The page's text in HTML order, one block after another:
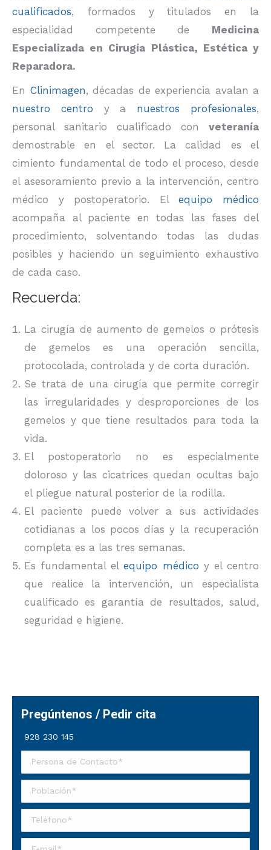
cualificados, formados y titulados en la
especialidad competente de Medicina
Especializada en Cirugía Plástica, Estética y
Reparadora.
En Clinimagen, décadas de experiencia avalan a
nuestro centro y a nuestros profesionales,
personal sanitario cualificado con veteranía
demostrable en el sector. La calidad es el
cimiento fundamental de todo el proceso, desde
el asesoramiento previo a la intervención, centro
médico y postoperatorio. Elequipo médico
acompaña al paciente en todas las fases del
procedimiento, solventando todas las dudas
posibles y haciendo un seguimiento exhaustivo
de cada caso.
Recuerda:
La cirugía de aumento de gemelos o prótesis
de gemelos es una operación sencilla,
protocolada, controlada y de corta duración.
Se trata de una cirugía que permite corregir
las irregularidades y desproporciones de los
gemelos y que tiene resultados para toda la
vida.
El postoperatorio no es especialmente
doloroso y las cicatrices quedan ocultas bajo
el pliegue natural posterior de la rodilla.
El paciente puede volver a sus actividades
cotidianas a los pocos días y la recuperación
completa es a las tres semanas.
Es fundamental elequipo médico y el centro
que realice la intervención, un especialista
cualificado es garantía de resultados, salud,
seguridad e higiene.
Pregúntenos / Pedir cita
928 230 145